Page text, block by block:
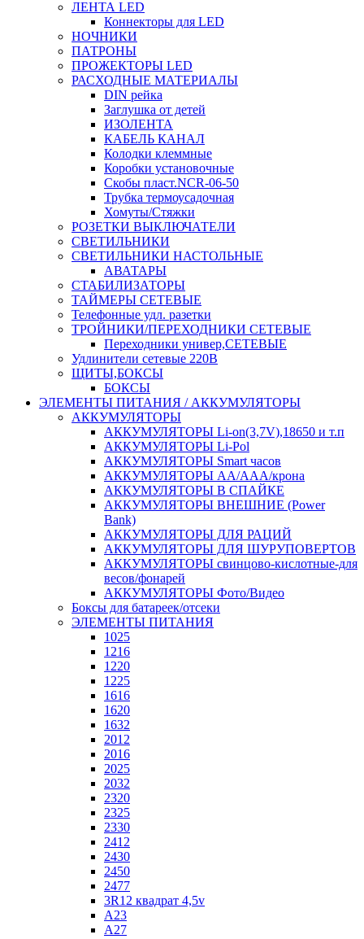
ЛЕНТА LED
Коннекторы для LED
НОЧНИКИ
ПАТРОНЫ
ПРОЖЕКТОРЫ LED
РАСХОДНЫЕ МАТЕРИАЛЫ
DIN рейка
Заглушка от детей
ИЗОЛЕНТА
КАБЕЛЬ КАНАЛ
Колодки клеммные
Коробки установочные
Скобы пласт.NCR-06-50
Трубка термоусадочная
Хомуты/Стяжки
РОЗЕТКИ ВЫКЛЮЧАТЕЛИ
СВЕТИЛЬНИКИ
СВЕТИЛЬНИКИ НАСТОЛЬНЫЕ
АВАТАРЫ
СТАБИЛИЗАТОРЫ
ТАЙМЕРЫ СЕТЕВЫЕ
Телефонные удл. разетки
ТРОЙНИКИ/ПЕРЕХОДНИКИ СЕТЕВЫЕ
Переходники универ,СЕТЕВЫЕ
Удлинители сетевые 220В
ЩИТЫ,БОКСЫ
БОКСЫ
ЭЛЕМЕНТЫ ПИТАНИЯ / АККУМУЛЯТОРЫ
АККУМУЛЯТОРЫ
АККУМУЛЯТОРЫ Li-on(3,7V),18650 и т.п
АККУМУЛЯТОРЫ Li-Pol
АККУМУЛЯТОРЫ Smart часов
АККУМУЛЯТОРЫ АА/ААА/крона
АККУМУЛЯТОРЫ В СПАЙКЕ
АККУМУЛЯТОРЫ ВНЕШНИЕ (Power
Bank)
АККУМУЛЯТОРЫ ДЛЯ РАЦИЙ
АККУМУЛЯТОРЫ ДЛЯ ШУРУПОВЕРТОВ
АККУМУЛЯТОРЫ свинцово-кислотные-для
весов/фонарей
АККУМУЛЯТОРЫ Фото/Видео
Боксы для батареек/отсеки
ЭЛЕМЕНТЫ ПИТАНИЯ
1025
1216
1220
1225
1616
1620
1632
2012
2016
2025
2032
2320
2325
2330
2412
2430
2450
2477
3R12 квадрат 4,5v
A23
A27